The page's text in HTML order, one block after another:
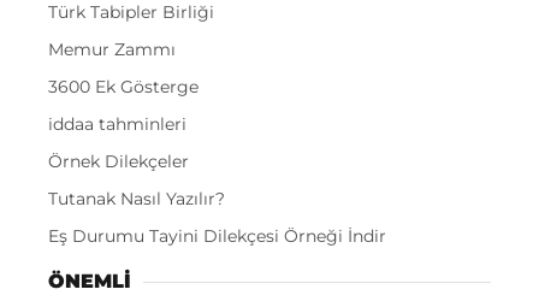
Türk Tabipler Birliği
Memur Zammı
3600 Ek Gösterge
iddaa tahminleri
Örnek Dilekçeler
Tutanak Nasıl Yazılır?
Eş Durumu Tayini Dilekçesi Örneği İndir
ÖNEMLI